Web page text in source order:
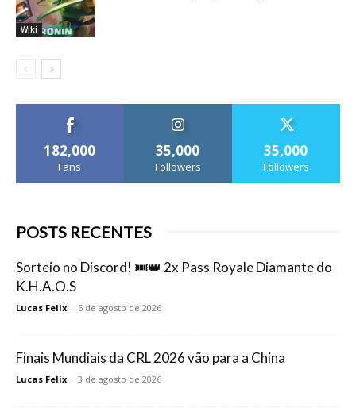
Wiki
182,000
Fans
35,000
Followers
35,000
Followers
POSTS RECENTES
Sorteio no Discord! 🎟️👑 2x Pass Royale Diamante do
K.H.A.O.S
Lucas Felix - 6 de agosto de 2026
Finais Mundiais da CRL 2026 vão para a China
Lucas Felix - 3 de agosto de 2026